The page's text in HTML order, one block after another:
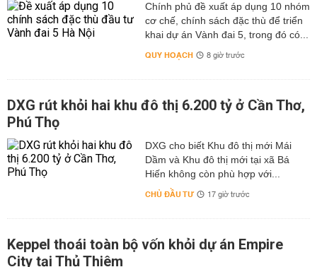
Chính phủ đề xuất áp dụng 10 nhóm
cơ chế, chính sách đặc thù để triển
khai dự án Vành đai 5, trong đó có...
QUY HOẠCH 8 giờ trước
DXG rút khỏi hai khu đô thị 6.200 tỷ ở Cần Thơ,
Phú Thọ
DXG cho biết Khu đô thị mới Mái
Dầm và Khu đô thị mới tại xã Bá
Hiến không còn phù hợp với...
CHỦ ĐẦU TƯ 17 giờ trước
Keppel thoái toàn bộ vốn khỏi dự án Empire
City tại Thủ Thiêm